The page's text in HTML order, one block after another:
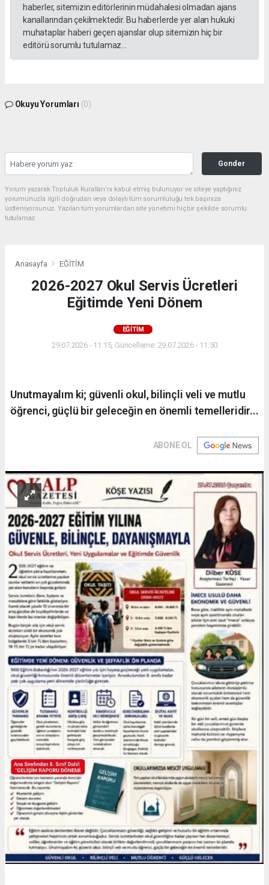
haberler, sitemizin editörlerinin müdahalesi olmadan ajans
kanallarından çekilmektedir. Bu haberlerde yer alan hukuki
muhataplar haberi geçen ajanslar olup sitemizin hiç bir
editörü sorumlu tutulamaz...
Okuyu Yorumları (0)
Gonder
Yorum yazarak Topluluk Kuralları’nı kabul etmiş bulunuyor ve siteye yaptığınız
yorumunuzla ilgili doğrudan veya dolaylı tüm sorumluluğu tek başınıza
üstleniyorsunuz. Yazılan tüm yorumlardan site yönetimi hiçbir şekilde sorumlu
tutulamaz.
Anasayfa EĞİTİM
2026-2027 Okul Servis Ücretleri
Eğitimde Yeni Dönem
EĞİTİM
29.07.2026 - 11:15, Güncelleme: 29.07.2026 - 11:50
Unutmayalım ki; güvenli okul, bilinçli veli ve mutlu
öğrenci, güçlü bir geleceğin en önemli temelleridir...
ABONE OL